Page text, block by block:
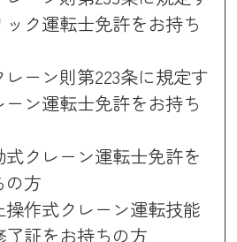
ック運転士免許をお持ち
レーン則第223条に規定す
ーン運転士免許をお持ち
式クレーン運転士免許を
の方
操作式クレーン運転技能
了証をお持ちの方